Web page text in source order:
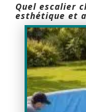
Quel escalier
esthétique et